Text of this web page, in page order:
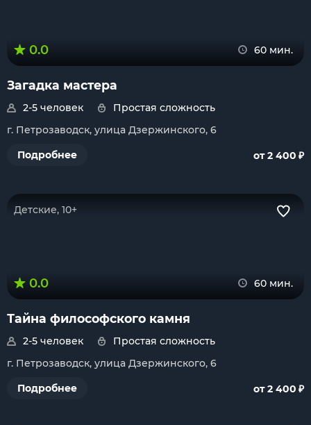
0.0 60 мин.
Загадка мастера
2-5 человек
Простая сложность
г. Петрозаводск, улица Дзержинского, 6
Подробнее
от 2 400 ₽
Детские, 10+
0.0 60 мин.
Тайна философского камня
2-5 человек
Простая сложность
г. Петрозаводск, улица Дзержинского, 6
Подробнее
от 2 400 ₽